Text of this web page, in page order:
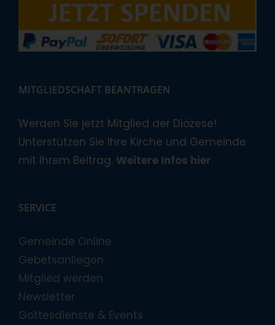
MITGLIEDSCHAFT BEANTRAGEN
Werden Sie jetzt Mitglied der Diözese!
Unterstützen Sie Ihre Kirche und Gemeinde
mit Ihrem Beitrag. Weitere Infos hier
SERVICE
Gemeinde Online
Gebetsanliegen
Mitglied werden
Newsletter
Gottesdienste & Events